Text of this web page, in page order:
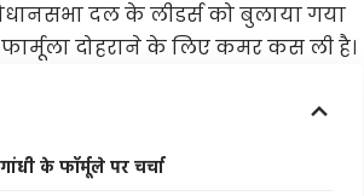
विधानसभा दल के लीडर्स को बुलाया गया
फार्मूला दोहराने के लिए कमर कस ली है।
के फॉर्मूले पर चर्चा